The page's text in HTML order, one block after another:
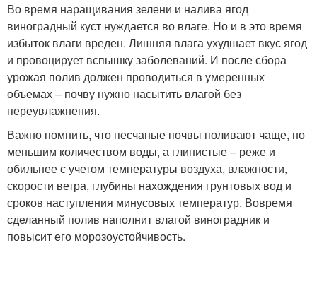
Во время наращивания зелени и налива ягод
виноградный куст нуждается во влаге. Но и в это время
избыток влаги вреден. Лишняя влага ухудшает вкус ягод
и провоцирует вспышку заболеваний. И после сбора
урожая полив должен проводиться в умеренных
объемах – почву нужно насытить влагой без
переувлажнения.
Важно помнить, что песчаные почвы поливают чаще, но
меньшим количеством воды, а глинистые – реже и
обильнее с учетом температуры воздуха, влажности,
скорости ветра, глубины нахождения грунтовых вод и
сроков наступления минусовых температур. Вовремя
сделанный полив наполнит влагой виноградник и
повысит его морозоустойчивость.